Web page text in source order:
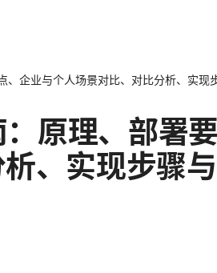
、企业与个人场景对比、对比分析、实现
原理、部署
、实现步骤